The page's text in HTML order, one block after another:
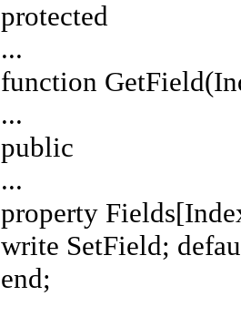
protected
...
function
...
public
...
property
write SetField;
end;